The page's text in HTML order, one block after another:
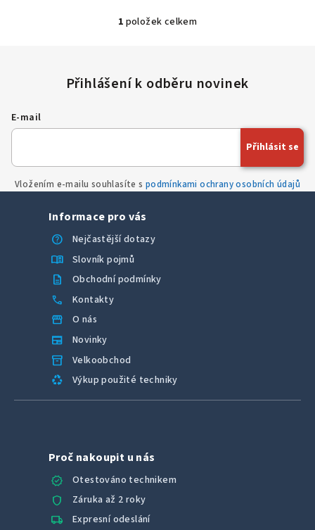
O
á
d
c
v
i
1 položek celkem
E-mail
Vložením e-mailu souhlasíte s podmínkami ochrany osobních údajů
Přihlásit se
Informace pro vás
help
Nejčastější dotazy
menu_book Slovník pojmů
description Obchodní podmínky
call Kontakty
storefront O nás
newspaper Novinky
inventory_2 Velkoobchod
recycling Výkup použité techniky
Proč nakoupit u nás
verified
Otestováno technikem
shield Záruka až 2 roky
local_shipping Expresní odeslání